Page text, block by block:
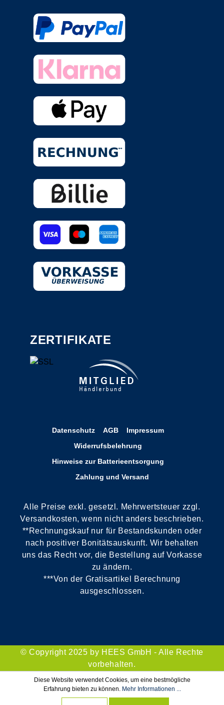
ZERTIFIKATE
Datenschutz AGB
Impressum
Widerrufsbelehrung
Hinweise zur Batterieentsorgung
Zahlung und Versand
Alle Preise exkl. gesetzl. Mehrwertsteuer zzgl.
Versandkosten, wenn nicht anders beschrieben.
**Rechnungskauf nur für Bestandskunden oder
nach positiver Bonitätsauskunft. Wir behalten
uns das Recht vor, die Bestellung auf Vorkasse
zu ändern.
***Von der Gratisartikel Berechnung
ausgeschlossen.
© Copyright 2025 by HEES GmbH - Alle Rechte
vorbehalten.
Diese Website verwendet Cookies, um eine bestmögliche
Erfahrung bieten zu können. Mehr Informationen ...